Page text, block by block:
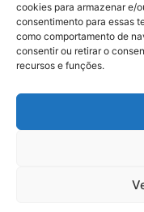
cookies para armazenar e/
consentimento para essas
como comportamento de
consentir ou retirar o
recursos e funções.
Mobilidade
urbana impacta
HI NEWS JULHO 30, 2026
2025.